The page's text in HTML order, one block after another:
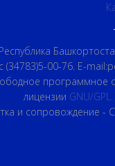
(34783)5-00-76. E-
программное
лицензии GNU/GPL.
и сопровождение -